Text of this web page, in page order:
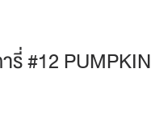
รี่ #12 PUMPKIN